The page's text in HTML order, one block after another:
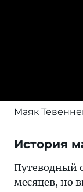
Маяк
История
Путеводный
месяцев, но